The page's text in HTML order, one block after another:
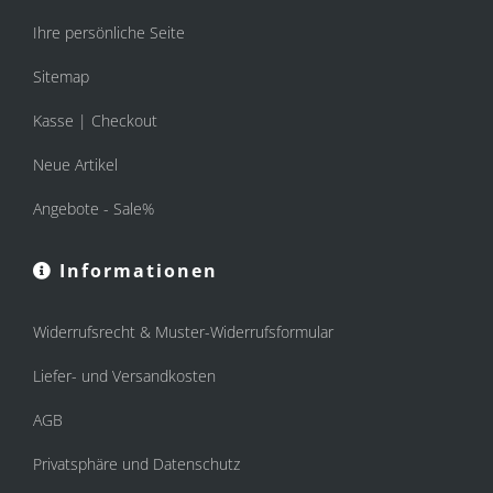
Ihre persönliche Seite
Sitemap
Kasse | Checkout
Neue Artikel
Angebote - Sale%
Informationen
Widerrufsrecht & Muster-Widerrufsformular
Liefer- und Versandkosten
AGB
Privatsphäre und Datenschutz